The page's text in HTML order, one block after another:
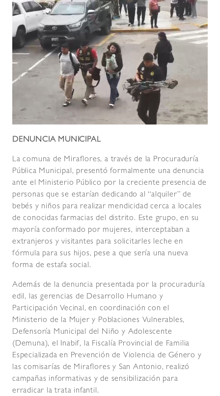
DENUNCIA MUNICIPAL
La comuna de Miraflores, a través de la Procuraduría
Pública Municipal, presentó formalmente una denuncia
ante el Ministerio Público por la creciente presencia de
personas que se estarían dedicando al “alquiler” de
bebés y niños para realizar mendicidad cerca a locales
de conocidas farmacias del distrito. Este grupo, en su
mayoría conformado por mujeres, interceptaban a
extranjeros y visitantes para solicitarles leche en
fórmula para sus hijos, pese a que sería una nueva
forma de estafa social.
Además de la denuncia presentada por la procuraduría
edil, las gerencias de Desarrollo Humano y
Participación Vecinal, en coordinación con el
Ministerio de la Mujer y Poblaciones Vulnerables,
Defensoría Municipal del Niño y Adolescente
(Demuna), el Inabif, la Fiscalía Provincial de Familia
Especializada en Prevención de Violencia de Género y
las comisarías de Miraflores y San Antonio, realizó
campañas informativas y de sensibilización para
erradicar la trata infantil.